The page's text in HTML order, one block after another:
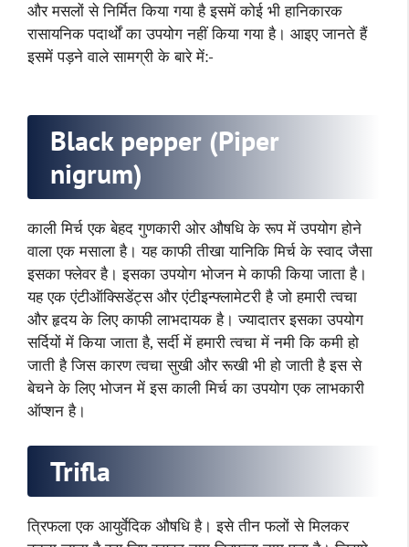
और मसलों से निर्मित किया गया है इसमें कोई भी हानिकारक
रासायनिक पदार्थों का उपयोग नहीं किया गया है। आइए जानते हैं
इसमें पड़ने वाले सामग्री के बारे में:-
Black pepper (Piper
nigrum)
काली मिर्च एक बेहद गुणकारी ओर औषधि के रूप में उपयोग होने
वाला एक मसाला है। यह काफी तीखा यानिकि मिर्च के स्वाद जैसा
इसका फ्लेवर है। इसका उपयोग भोजन मे काफी किया जाता है।
यह एक एंटीऑक्सिडेंट्स और एंटीइन्फ्लामेटरी है जो हमारी त्वचा
और हृदय के लिए काफी लाभदायक है। ज्यादातर इसका उपयोग
सर्दियों में किया जाता है, सर्दी में हमारी त्वचा में नमी कि कमी हो
जाती है जिस कारण त्वचा सुखी और रूखी भी हो जाती है इस से
बेचने के लिए भोजन में इस काली मिर्च का उपयोग एक लाभकारी
ऑप्शन है।
Trifla
त्रिफला एक आयुर्वेदिक औषधि है। इसे तीन फलों से मिलकर